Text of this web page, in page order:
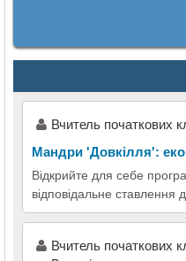
Вчитель початкових
Мандри 'Довкілля':
Відкрийте для себе
відповідальне ставлення
Вчитель початкових